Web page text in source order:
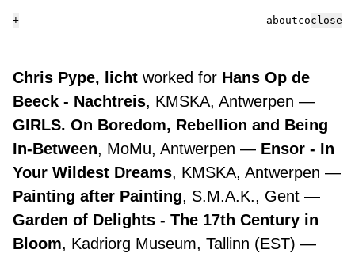
+ aboutcontact
Chris Pype, licht worked for Hans Op de
Beeck - Nachtreis, KMSKA, Antwerpen
GIRLS. On Boredom, Rebellion and Being
In-Between, MoMu, Antwerpen
Ensor - In
Your Wildest Dreams, KMSKA, Antwerpen
Painting after Painting, S.M.A.K., Gent
Garden of Delights - The 17th Century in
Bloom, Kadriorg Museum, Tallinn (EST)
close